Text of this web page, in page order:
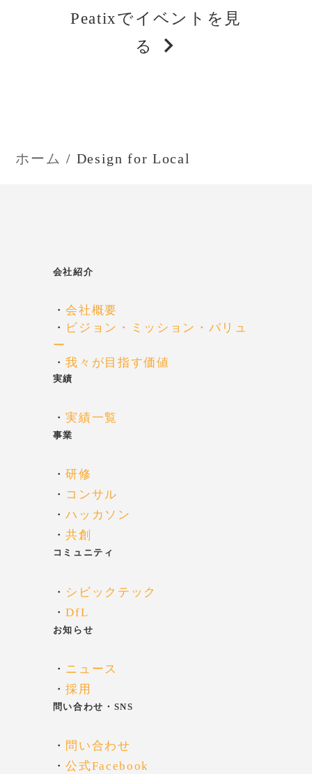
Peatixでイベントを見
る
ホーム Design for Local
会社紹介
・会社概要
・ ビジョン・ミッション・バリュ
ー
・我々が目指す価値
実績
・実績一覧
事業
・研修
・ コンサル
・ハッカソン
・共創
コミュニティ
・ シビックテック
・DfL
お知らせ
・ ニュース
・採用
問い合わせ・SNS
・ 問い合わせ
・公式Facebook